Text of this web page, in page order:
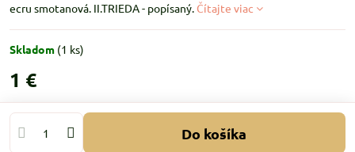
ecru smotanová. II.TRIEDA - popísaný. Čítajte viac
Skladom (1 ks)
1 €
Do košíka